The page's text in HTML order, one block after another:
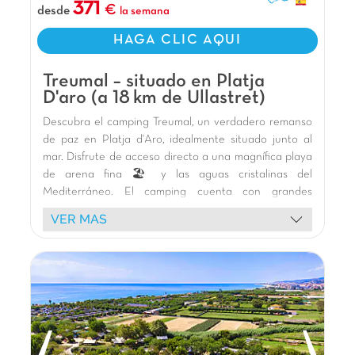
desde 371 la semana
HAGA CLIC AQUI
Treumal – situado en Platja
D'aro (a 18 km de Ullastret)
Descubra el camping Treumal, un verdadero remanso
de paz en Platja d'Aro, idealmente situado junto al
mar. Disfrute de acceso directo a una magnífica playa
de arena fina 🏖️ y las aguas cristalinas del
Mediterráneo. El camping cuenta con grandes
piscinas exteriores con chorros de agua 🏊, que
ofrecen momentos de refresco y relajación para toda
juego 🎢, incluida la nueva Carabouille con
toboganes. Alójese en nuestros bungalows de
madera 🏕️, perfectamente integrados en un entorno
verde 🌿, cada uno con su terraza. Se ofrecen
actividades deportivas (baloncesto, voleibol, ping-
pong ⚽) y animación creativa 🎨. Relájese en el
VER MAS